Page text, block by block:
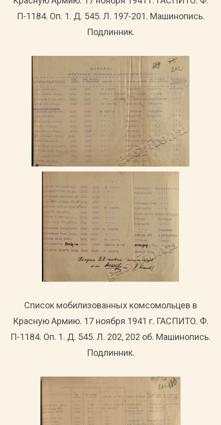
П-1184. Оп. 1. Д. 545. Л. 197-201. Машинопись.
Подлинник.
Список мобилизованных комсомольцев в
Красную Армию. 17 ноября 1941 г. ГАСПИТО. Ф.
П-1184. Оп. 1. Д. 545. Л. 202, 202 об. Машинопись.
Подлинник.